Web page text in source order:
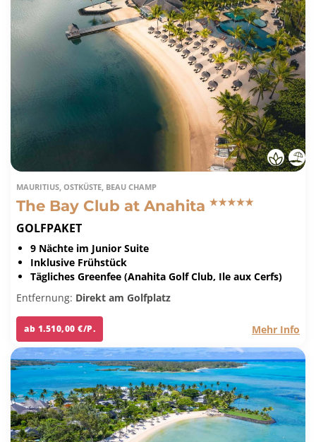
MAURITIUS, OSTKÜSTE, BEAU CHAMP
The Bay Club at Anahita
GOLFPAKET
9 Nächte im Junior Suite
Inklusive Frühstück
Tägliches Greenfee (Anahita Golf Club, Ile aux Cerfs)
Entfernung: Direkt am Golfplatz
ab 1.510,00 €/P. Mehr Info